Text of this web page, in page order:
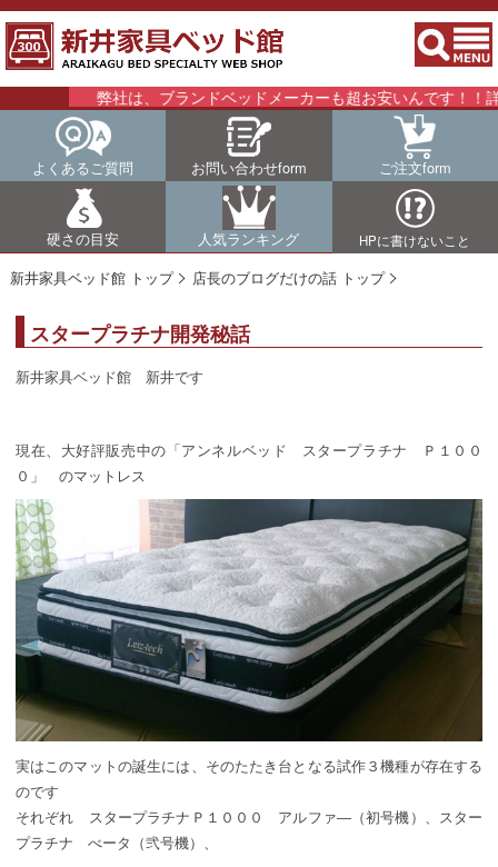
弊社は、ブランドベッドメーカーも超お安いんです！！詳細
よくあるご質問 お問い合わせform ご注文form
硬さの目安 人気ランキング HPに書けないこと
新井家具ベッド館 トップ 店長のブログだけの話 トップ
スタープラチナ開発秘話
新井家具ベッド館 新井です
現在、大好評販売中の「アンネルベッド スタープラチナ Ｐ１００
０」 のマットレス
実はこのマットの誕生には、そのたたき台となる試作３機種が存在する
のです
それぞれ スタープラチナＰ１０００ アルファ―（初号機）、スター
プラチナ べータ（弐号機）、